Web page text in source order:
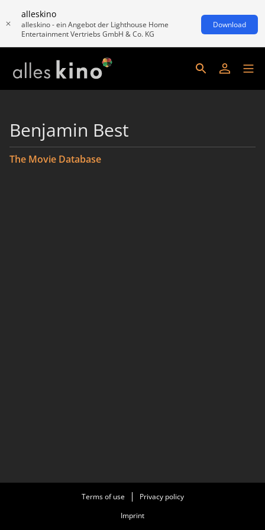
alleskino
alleskino - ein Angebot der Lighthouse Home
Entertainment Vertriebs GmbH & Co. KG
Download
Benjamin Best
The Movie Database
Terms of use
Privacy policy
Imprint